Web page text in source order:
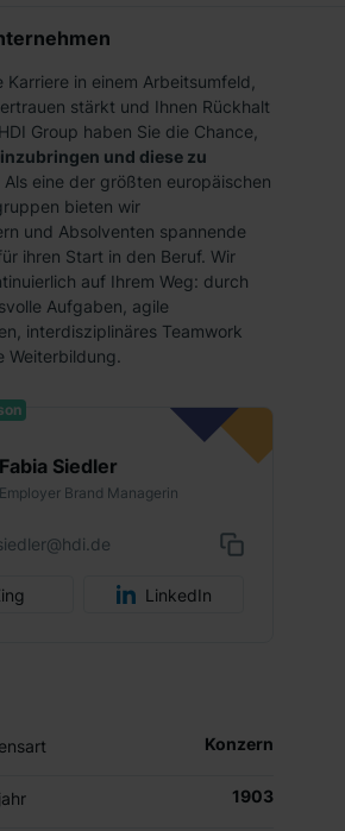
Karriere in einem Arbeitsumfeld,
stärkt und Ihnen Rückhalt
Group haben Sie die Chance,
und diese zu
Als eine der größten europäischen
bieten wir
und Absolventen spannende
ihren Start in den Beruf. Wir
auf Ihrem Weg: durch
Aufgaben, agile
interdisziplinäres Teamwork
Weiterbildung.
Fabia Siedler
Employer Brand Managerin
LinkedIn
Konzern
1903